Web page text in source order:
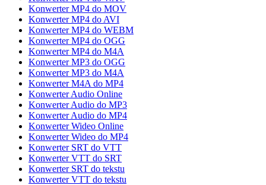
Konwerter MP4 do MOV
Konwerter MP4 do AVI
Konwerter MP4 do WEBM
Konwerter MP4 do OGG
Konwerter MP4 do M4A
Konwerter MP3 do OGG
Konwerter MP3 do M4A
Konwerter M4A do MP4
Konwerter Audio Online
Konwerter Audio do MP3
Konwerter Audio do MP4
Konwerter Wideo Online
Konwerter Wideo do MP4
Konwerter SRT do VTT
Konwerter VTT do SRT
Konwerter SRT do tekstu
Konwerter VTT do tekstu